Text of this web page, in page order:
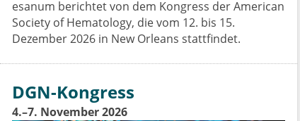
esanum berichtet von dem Kongress der American
Society of Hematology, die vom 12. bis 15.
Dezember 2026 in New Orleans stattfindet.
DGN-Kongress
4.–7. November 2026